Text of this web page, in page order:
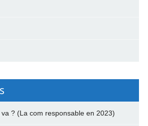
? (La com responsable en 2023)